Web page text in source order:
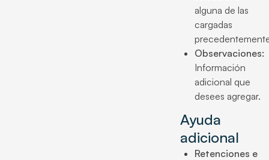
alguna de las
cargadas
Observaciones:
Información
adicional que
desees agregar.
Ayuda
adicional
Retenciones e